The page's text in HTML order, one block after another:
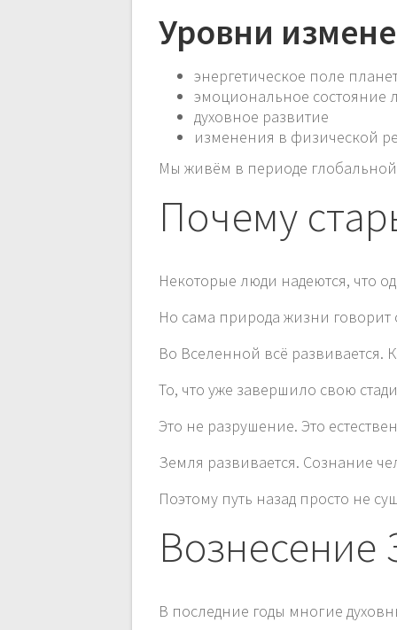
Уровни
энергетическое поле
эмоциональное состояние
духовное развитие
изменения в физической
Мы живём в периоде
Почему
Некоторые люди надеются, что
Но сама природа жизни говорит
Во Вселенной всё развивается.
То, что уже завершило свою
Это не разрушение. Это
Земля развивается. Сознание
Поэтому путь назад просто не
Вознесение
В последние годы многие